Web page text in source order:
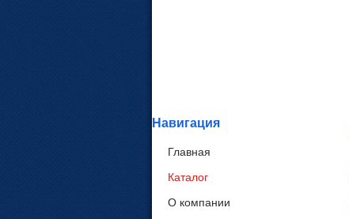
Навигация
Главная
Каталог
О компании